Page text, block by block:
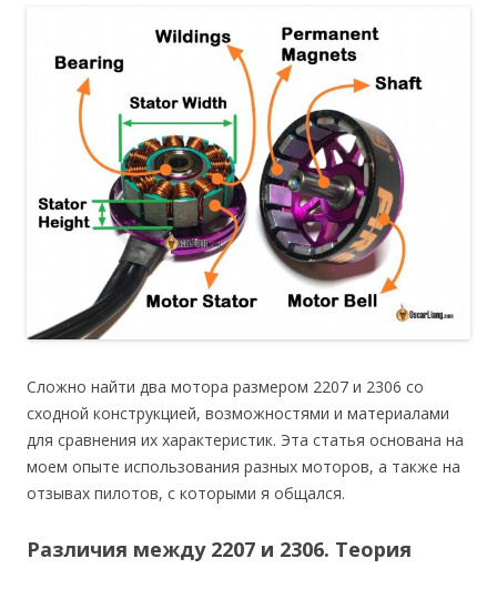
Сложно найти два мотора размером 2207 и 2306 со
сходной конструкцией, возможностями и материалами
для сравнения их характеристик. Эта статья основана на
моем опыте использования разных моторов, а также на
отзывах пилотов, с которыми я общался.
Различия между 2207 и 2306. Теория